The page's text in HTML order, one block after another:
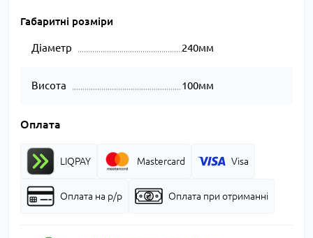
Габаритні розміри
Діаметр 240мм
Висота 100мм
Оплата
LIQPAY Mastercard Visa
Оплата на р/р Оплата при отриманні